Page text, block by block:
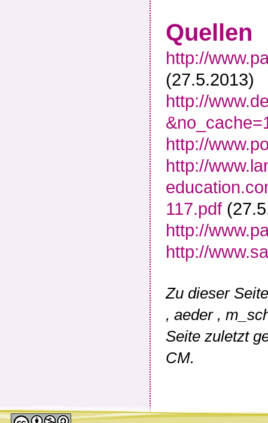
Quellen
http://
(27.5.2013)
http://
http://
http://
117.pdf
http://
http://
Zu dieser
, aeder,
Seite zuletzt
CM.